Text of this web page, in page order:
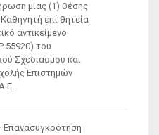
μίας (1) θέσης
επί θητεία
αντικείμενο
55920) του
Σχεδιασμού και
Επιστημών
Επανασυγκρότηση